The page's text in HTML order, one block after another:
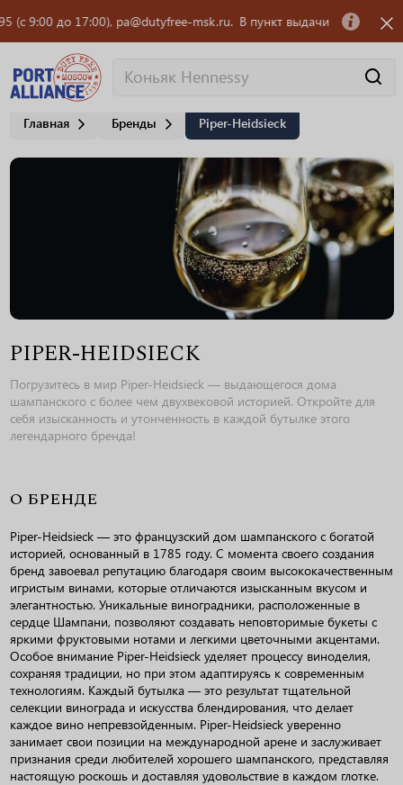
9:00 до 17:00), pa@dutyfree-msk.ru. В пункт выдачи заказов OZON
Главная Бренды Piper-Heidsieck
PIPER-HEIDSIECK
Погрузитесь в мир Piper-Heidsieck — выдающегося дома
шампанского с более чем двухвековой историей. Откройте для
себя изысканность и утонченность в каждой бутылке этого
легендарного бренда!
О БРЕНДЕ
Piper-Heidsieck — это французский дом шампанского с богатой
историей, основанный в 1785 году. С момента своего создания
бренд завоевал репутацию благодаря своим высококачественным
игристым винами, которые отличаются изысканным вкусом и
элегантностью. Уникальные виноградники, расположенные в
сердце Шампани, позволяют создавать неповторимые букеты с
яркими фруктовыми нотами и легкими цветочными акцентами.
Особое внимание Piper-Heidsieck уделяет процессу виноделия,
сохраняя традиции, но при этом адаптируясь к современным
технологиям. Каждый бутылка — это результат тщательной
селекции винограда и искусства блендирования, что делает
каждое вино непревзойденным. Piper-Heidsieck уверенно
занимает свои позиции на международной арене и заслуживает
признания среди любителей хорошего шампанского, представляя
настоящую роскошь и доставляя удовольствие в каждом глотке.